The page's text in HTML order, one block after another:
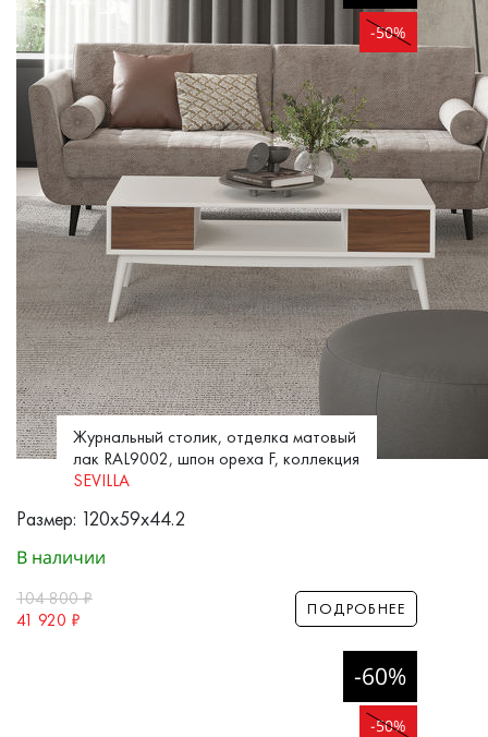
-50%
Журнальный столик, отделка матовый
лак RAL9002, шпон ореха F, коллекция
SEVILLA
Размер: 120x59x44.2
В наличии
104 800₽
41 920 ₽ ПОДРОБНЕЕ
-60%
-50%